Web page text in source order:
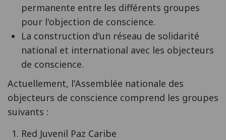
permanente entre les différents groupes
pour l'objection de conscience.
La construction d'un réseau de solidarité
national et international avec les objecteurs
de conscience.
Actuellement, l'Assemblée nationale des
objecteurs de conscience comprend les groupes
suivants :
Red Juvenil Paz Caribe